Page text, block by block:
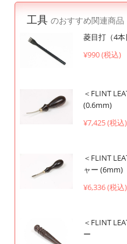
工具 のおすすめ関連商品
菱目打（4本
¥990 (税込)
＜FLINT
(0.6mm)
¥7,425 (税込)
＜FLINT
ャー (6mm)
¥6,336 (税込)
＜FLINT
ー